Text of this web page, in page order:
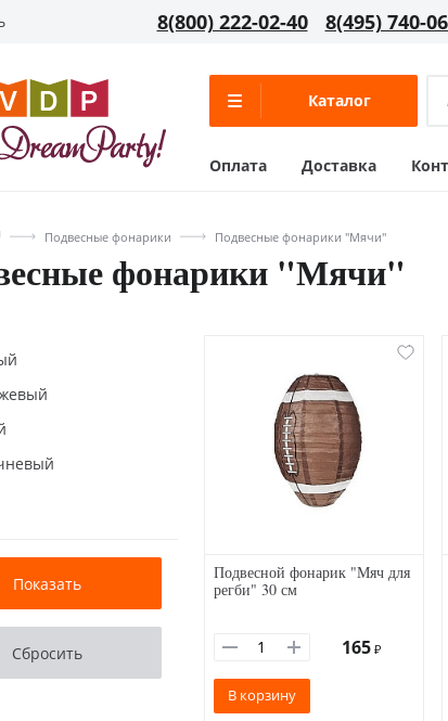
8(800) 222-02-40 8(495) 740-
Каталог
Оплата Доставка
Подвесные фонарики Подвесные фонарики "Мячи"
фонарики "Мячи"
Подвесной фонарик "Мяч для
регби" 30 см
165 ₽
В корзину